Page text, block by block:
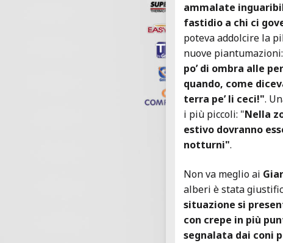
ammalate
fastidio a chi ci
poteva addolcire la
nuove
po’ di ombra alle
quando, come
terra pe’ li ceci!".
i più piccoli: "Nella
estivo dovranno
notturni".
Non va meglio ai
alberi è stata
situazione si
con crepe in più
segnalata dai coni